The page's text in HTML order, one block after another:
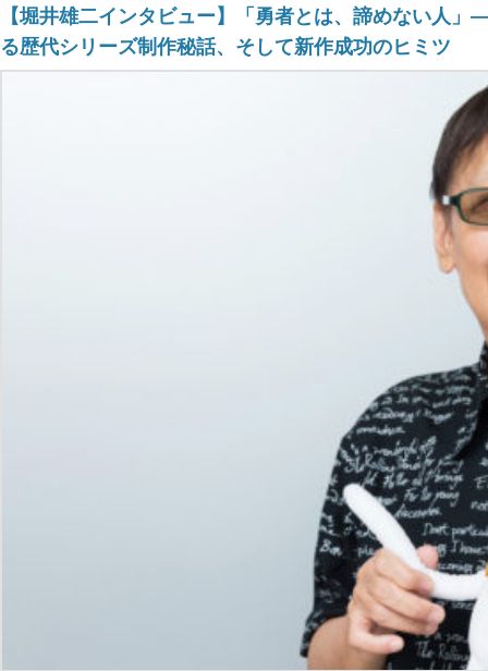
【堀井雄二インタビュー】「勇者とは、諦めない人
る歴代シリーズ制作秘話、そして新作成功のヒミツ